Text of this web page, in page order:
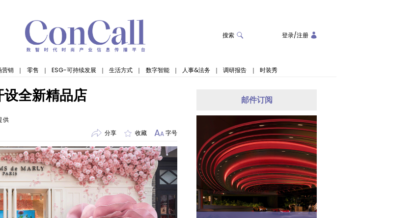
搜索 登录/注册
营销 ｜ 零售 ｜ ESG-可持续发展 ｜ 生活方式 ｜ 数字智能 ｜ 人事&法务 ｜ 调研报告 ｜ 时装秀
全新精品店
供
分享 收藏 AA字号
邮件订阅